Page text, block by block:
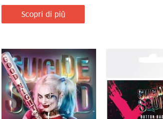
Scopri di più